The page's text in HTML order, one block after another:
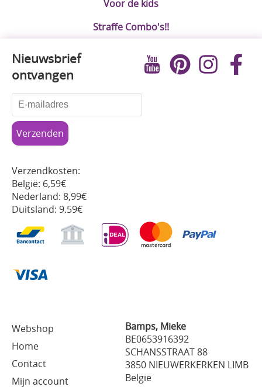
Voor de kids
Straffe Combo's!!
Webshop
Home
Contact
Mijn account
Bamps, Mieke
BE0653916392
SCHANSSTRAAT 88
3850 NIEUWERKERKEN LIMB
België
Nieuwsbrief
ontvangen
Verzendkosten:
België: 6,59€
Nederland: 8,99€
Duitsland: 9.59€